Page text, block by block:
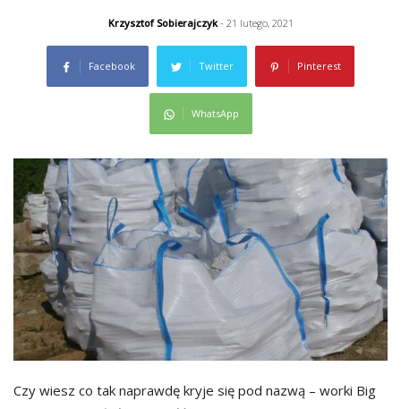
Krzysztof Sobierajczyk- 21 lutego, 2021
Facebook Twitter Pinterest
WhatsApp
Czy wiesz co tak naprawdę kryje się pod nazwą – worki Big